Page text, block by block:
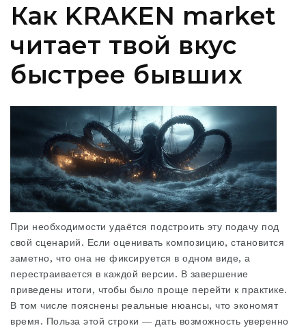
Как KRAKEN market
читает твой вкус
быстрее бывших
При необходимости удаётся подстроить эту подачу под
свой сценарий. Если оценивать композицию, становится
заметно, что она не фиксируется в одном виде, а
перестраивается в каждой версии. В завершение
приведены итоги, чтобы было проще перейти к практике.
В том числе пояснены реальные нюансы, что экономят
время. Польза этой строки — дать возможность уверенно